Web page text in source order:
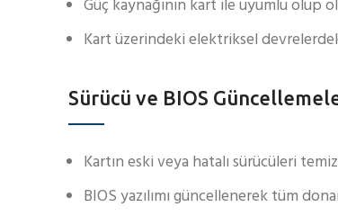
Güç kaynağının kart ile uyumlu olup
Kart üzerindeki elektriksel
Sürücü ve BIOS
Kartın eski veya hatalı sürücüleri
BIOS yazılımı güncellenerek tüm